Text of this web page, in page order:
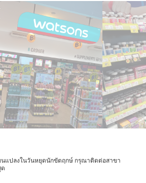
นแปลงในวันหยุดนักขัตฤกษ์ กรุณาติดต่อสาขา